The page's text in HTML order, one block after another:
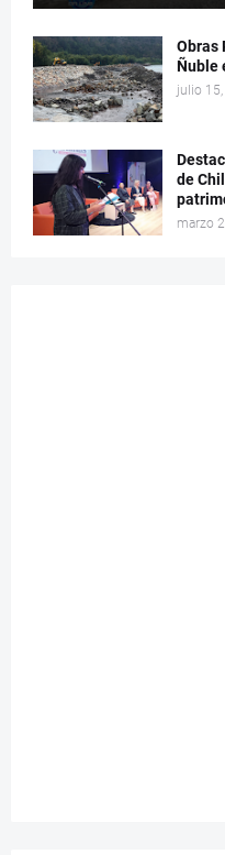
Obras
Ñuble
julio
de
marzo